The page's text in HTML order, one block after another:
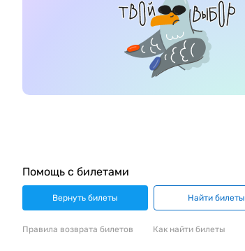
Помощь с билетами
Вернуть билеты Найти билеты
Правила возврата билетов Как найти билеты